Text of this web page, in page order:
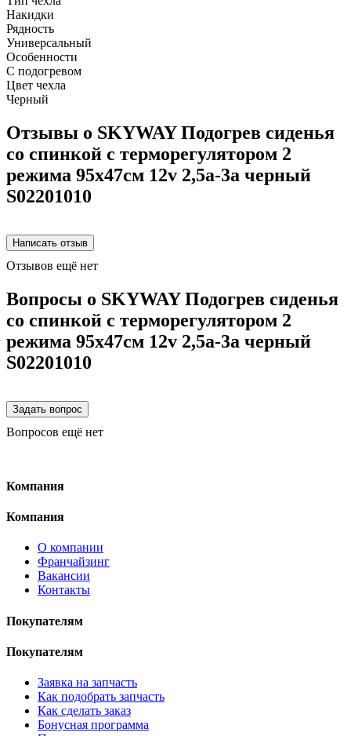
Накидки
Рядность
Универсальный
Особенности
С подогревом
Цвет чехла
Черный
Отзывы о SKYWAY Подогрев сиденья
со спинкой с терморегулятором 2
режима 95х47см 12v 2,5а-3а черный
S02201010
Отзывов ещё нет
Вопросы о SKYWAY Подогрев сиденья
со спинкой с терморегулятором 2
режима 95х47см 12v 2,5а-3а черный
S02201010
Вопросов ещё нет
Компания
Компания
О компании
Франчайзинг
Вакансии
Контакты
Покупателям
Покупателям
Заявка на запчасть
Как подобрать запчасть
Как сделать заказ
Бонусная программа